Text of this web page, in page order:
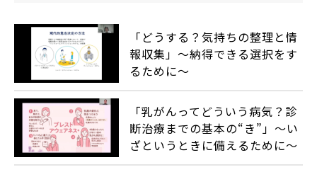
「どうする？気持ちの整理と情
報収集」～納得できる選択をす
るために～
「乳がんってどういう病気？診
断治療までの基本の“き”」～い
ざというときに備えるために～